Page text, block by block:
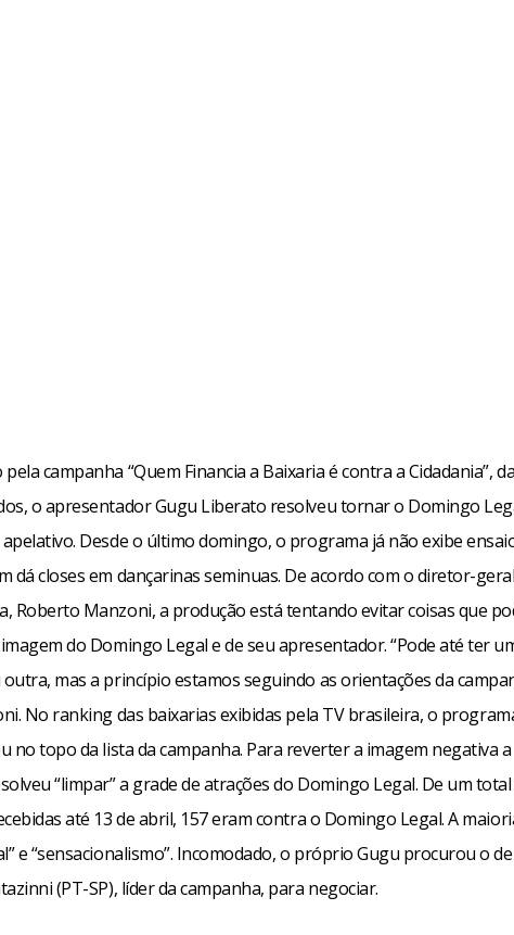
campanha “Quem Financia a Baixaria é contra a Cidadania”,
o apresentador Gugu Liberato resolveu tornar o Domingo
Desde o último domingo, o programa já não exibe
dá closes em dançarinas seminuas. De acordo com o diretor-
Roberto Manzoni, a produção está tentando evitar coisas que
do Domingo Legal e de seu apresentador. “Pode até ter
mas a princípio estamos seguindo as orientações da
No ranking das baixarias exibidas pela TV brasileira, o
no topo da lista da campanha. Para reverter a imagem negativa a
“limpar” a grade de atrações do Domingo Legal. De um total
até 13 de abril, 157 eram contra o Domingo Legal. A
e “sensacionalismo”. Incomodado, o próprio Gugu procurou o
(PT-SP), líder da campanha, para negociar.